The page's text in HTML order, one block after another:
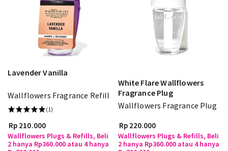
Lavender Vanilla
Wallflowers Fragrance Refill
(1)
Rp 210.000
Wallflowers Plugs & Refills, Beli
2 hanya Rp360.000 atau 4 hanya
White Flare Wallflowers
Fragrance Plug
Wallflowers Fragrance Plug
Rp 220.000
Wallflowers Plugs & Refills, Beli
2 hanya Rp360.000 atau 4 hanya